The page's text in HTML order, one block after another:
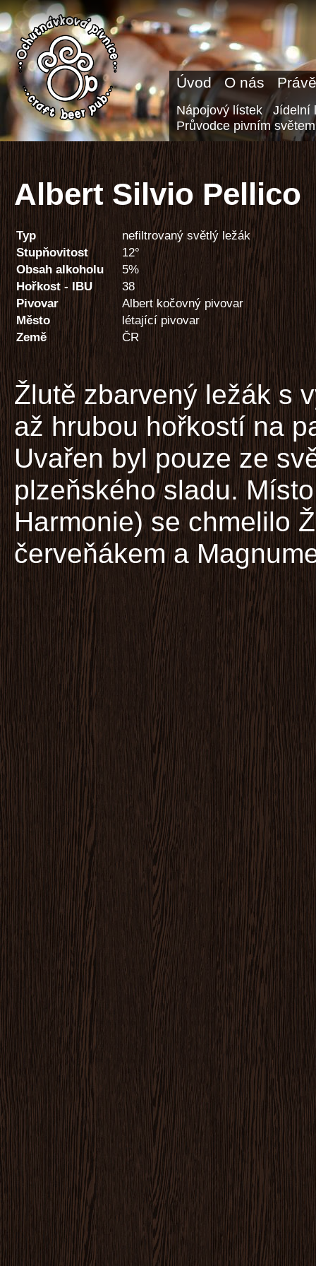
Úvod O nás
Nápojový lístek
Jídelní
Průvodce pivním světem
Albert Silvio Pellico
Typ
nefiltrovaný světlý ležák
Stupňovitost
12°
Obsah alkoholu
5%
Hořkost - IBU
38
Pivovar
Albert kočovný pivovar
Město
létající pivovar
Země
ČR
Žlutě zbarvený ležák s
až hrubou hořkostí na
Uvařen byl pouze ze
plzeňského sladu.
Harmonie) se chmelilo
červeňákem a